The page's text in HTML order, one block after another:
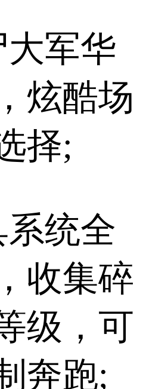
大军华
炫酷场
择;
统全
收集碎
级，可
奔跑;